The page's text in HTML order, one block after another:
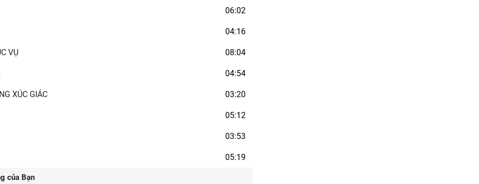
06:02
04:16
VỤ 08:04
04:54
XÚC GIÁC 03:20
05:12
03:53
05:19
của Bạn